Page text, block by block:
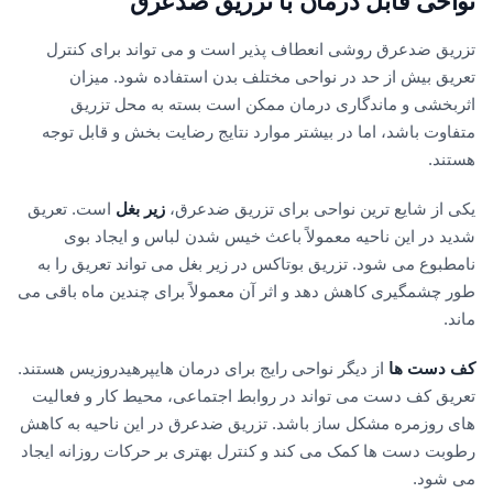
تزریق ضدعرق روشی انعطاف پذیر است و می تواند برای کنترل
تعریق بیش از حد در نواحی مختلف بدن استفاده شود. میزان
اثربخشی و ماندگاری درمان ممکن است بسته به محل تزریق
متفاوت باشد، اما در بیشتر موارد نتایج رضایت بخش و قابل توجه
هستند.
یکی از شایع ترین نواحی برای تزریق ضدعرق، زیر بغل است. تعریق
شدید در این ناحیه معمولاً باعث خیس شدن لباس و ایجاد بوی
نامطبوع می شود. تزریق بوتاکس در زیر بغل می تواند تعریق را به
طور چشمگیری کاهش دهد و اثر آن معمولاً برای چندین ماه باقی می
ماند.
کف دست ها از دیگر نواحی رایج برای درمان هایپرهیدروزیس هستند.
تعریق کف دست می تواند در روابط اجتماعی، محیط کار و فعالیت
های روزمره مشکل ساز باشد. تزریق ضدعرق در این ناحیه به کاهش
رطوبت دست ها کمک می کند و کنترل بهتری بر حرکات روزانه ایجاد
می شود.